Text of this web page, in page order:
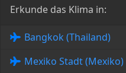
Erkunde das Klima in:
Bangkok (Thailand)
Mexiko Stadt (Mexiko)